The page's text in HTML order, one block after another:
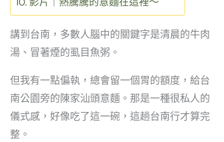
講到台南，多數人腦中的關鍵字是清晨的牛肉
湯、冒著煙的虱目魚粥。
但我有一點偏執，總會留一個胃的額度，給台
南公園旁的陳家汕頭意麵。那是一種很私人的
儀式感，好像吃了這一碗，這趟台南行才算完
整。